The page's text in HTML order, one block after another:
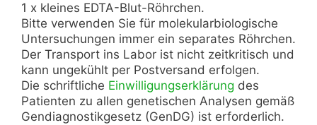
1 x kleines EDTA-Blut-Röhrchen.
Bitte verwenden Sie für molekularbiologische
Untersuchungen immer ein separates Röhrchen.
Der Transport ins Labor ist nicht zeitkritisch und
kann ungekühlt per Postversand erfolgen.
Die schriftliche Einwilligungserklärung des
Patienten zu allen genetischen Analysen gemäß
Gendiagnostikgesetz (GenDG) ist erforderlich.